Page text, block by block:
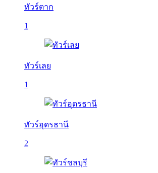
ทัวร์ตาก
1
ทัวร์เลย
1
ทัวร์อุดรธานี
2